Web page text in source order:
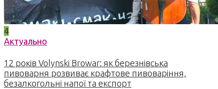
4
Актуально
12 років Volynski Browar: як березнівська
пивоварня розвиває крафтове пивоваріння,
безалкогольні напої та експорт